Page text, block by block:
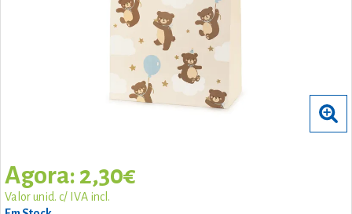
Agora: 2,30€
Valor unid. c/ IVA incl.